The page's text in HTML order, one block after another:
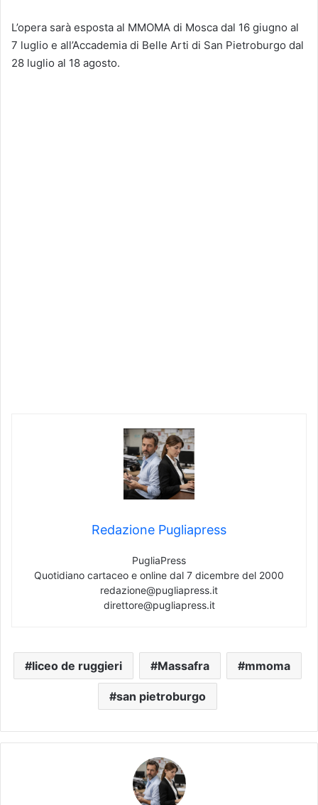
L’opera sarà esposta al MMOMA di Mosca dal 16 giugno al
7 luglio e all’Accademia di Belle Arti di San Pietroburgo dal
28 luglio al 18 agosto.
Redazione Pugliapress
PugliaPress
Quotidiano cartaceo e online dal 7 dicembre del 2000
redazione@pugliapress.it
direttore@pugliapress.it
liceo de ruggieri Massafra mmoma
san pietroburgo